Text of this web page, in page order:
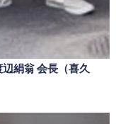
絹翁 会長（喜久